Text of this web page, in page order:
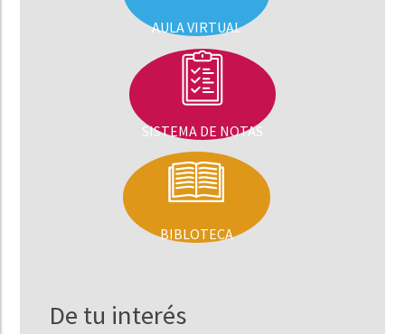
AULA VIRTUAL
SISTEMA DE NOTAS
BIBLOTECA
De tu interés